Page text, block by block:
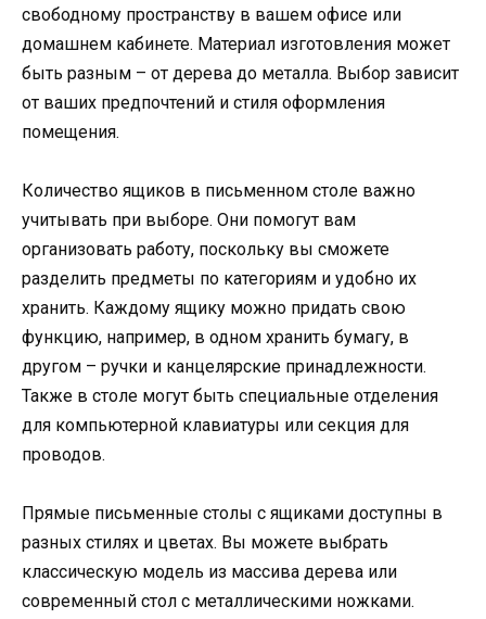
свободному пространству в вашем офисе или
домашнем кабинете. Материал изготовления может
быть разным – от дерева до металла. Выбор зависит
от ваших предпочтений и стиля оформления
помещения.
Количество ящиков в письменном столе важно
учитывать при выборе. Они помогут вам
организовать работу, поскольку вы сможете
разделить предметы по категориям и удобно их
хранить. Каждому ящику можно придать свою
функцию, например, в одном хранить бумагу, в
другом – ручки и канцелярские принадлежности.
Также в столе могут быть специальные отделения
для компьютерной клавиатуры или секция для
проводов.
Прямые письменные столы с ящиками доступны в
разных стилях и цветах. Вы можете выбрать
классическую модель из массива дерева или
современный стол с металлическими ножками.